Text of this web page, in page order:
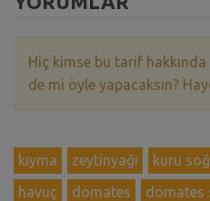
Hiç kimse bu tarif
de mi öyle yapacaksın?
kıyma zeytinyağı kuru
havuç
domates domates